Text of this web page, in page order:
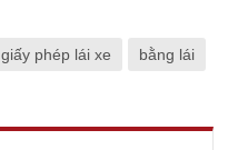
giấy phép lái xe bằng lái